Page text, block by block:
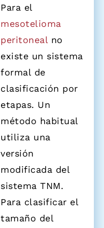
Para el
mesotelioma
peritoneal no
existe un sistema
formal de
clasificación por
etapas. Un
método habitual
utiliza una
versión
modificada del
sistema TNM.
Para clasificar el
tamaño del